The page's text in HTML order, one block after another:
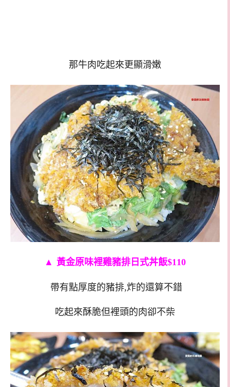
那牛肉吃起來更顯滑嫩
▲ 黃金原味裡雞豬排日式丼飯$110
帶有點厚度的豬排,炸的還算不錯
吃起來酥脆但裡頭的肉卻不柴